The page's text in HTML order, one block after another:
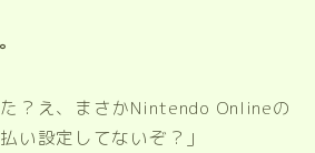
た？え、まさかNintendo Onlineの
い設定してないぞ？」